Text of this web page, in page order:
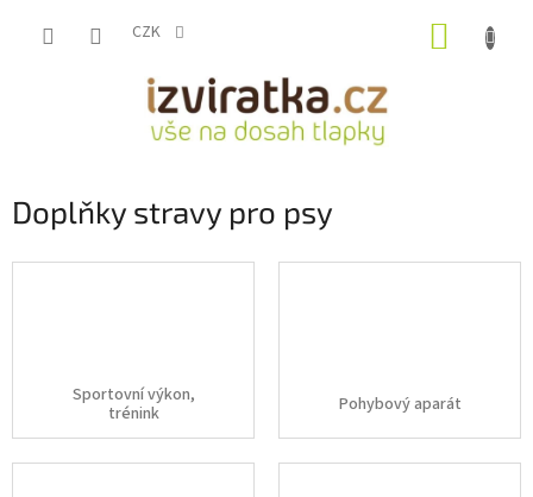
CZK
Doplňky stravy pro psy
Sportovní výkon,
trénink
Pohybový aparát